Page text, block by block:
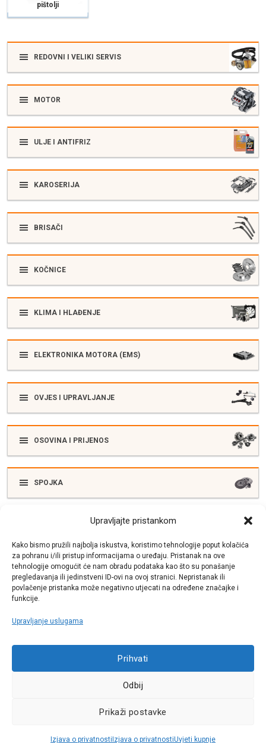
Upravljajte pristankom
Kako bismo pružili najbolja iskustva, koristimo tehnologije poput kolačića
za pohranu i/ili pristup informacijama o uređaju. Pristanak na ove
tehnologije omogućit će nam obradu podataka kao što su ponašanje
pregledavanja ili jedinstveni ID-ovi na ovoj stranici. Nepristanak ili
povlačenje pristanka može negativno utjecati na određene značajke i
funkcije.
Upravljanje uslugama
Prihvati
Odbij
Prikaži postavke
Izjava o privatnosti Izjava o privatnostiUvjeti kupnje
pištolji
REDOVNI I VELIKI SERVIS
MOTOR
ULJE I ANTIFRIZ
KAROSERIJA
BRISAČI
KOČNICE
KLIMA I HLAĐENJE
ELEKTRONIKA MOTORA (EMS)
OVJES I UPRAVLJANJE
OSOVINA I PRIJENOS
SPOJKA
SUSTAV ISPUŠNIH PLINOVA
+38513030300